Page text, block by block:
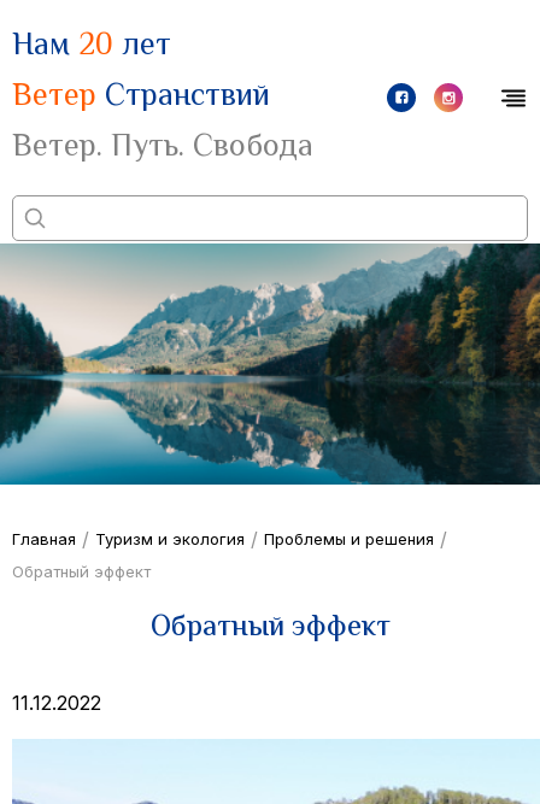
Нам 20 лет
Ветер Странствий
Ветер. Путь. Свобода
Главная / Туризм и экология / Проблемы и решения /
Обратный эффект
Обратный эффект
11.12.2022